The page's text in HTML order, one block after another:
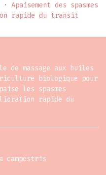
des spasmes
rapide du transit
de massage aux huiles
biologique pour
les spasmes
rapide du
campestris